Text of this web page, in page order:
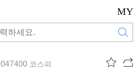
MY
047400 코스피